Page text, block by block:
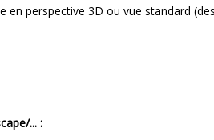
en perspective 3D ou vue standard
... :